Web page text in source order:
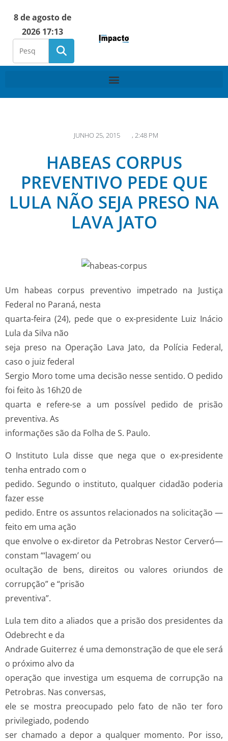
8 de agosto de
2026 17:13
JUNHO 25, 2015 , 2:48 PM
HABEAS CORPUS
PREVENTIVO PEDE QUE
LULA NÃO SEJA PRESO NA
LAVA JATO
Um habeas corpus preventivo impetrado na Justiça
Federal no Paraná, nesta
quarta-feira (24), pede que o ex-presidente Luiz Inácio
Lula da Silva não
seja preso na Operação Lava Jato, da Polícia Federal,
caso o juiz federal
Sergio Moro tome uma decisão nesse sentido. O pedido
foi feito às 16h20 de
quarta e refere-se a um possível pedido de prisão
preventiva. As
informações são da Folha de S. Paulo.
O Instituto Lula disse que nega que o ex-presidente
tenha entrado com o
pedido. Segundo o instituto, qualquer cidadão poderia
fazer esse
pedido. Entre os assuntos relacionados na solicitação —
feito em uma ação
que envolve o ex-diretor da Petrobras Nestor Cerveró—
constam “‘lavagem’ ou
ocultação de bens, direitos ou valores oriundos de
corrupção” e “prisão
preventiva”.
Lula tem dito a aliados que a prisão dos presidentes da
Odebrecht e da
Andrade Guiterrez é uma demonstração de que ele será
o próximo alvo da
operação que investiga um esquema de corrupção na
Petrobras. Nas conversas,
ele se mostra preocupado pelo fato de não ter foro
privilegiado, podendo
ser chamado a depor a qualquer momento. Por isso,